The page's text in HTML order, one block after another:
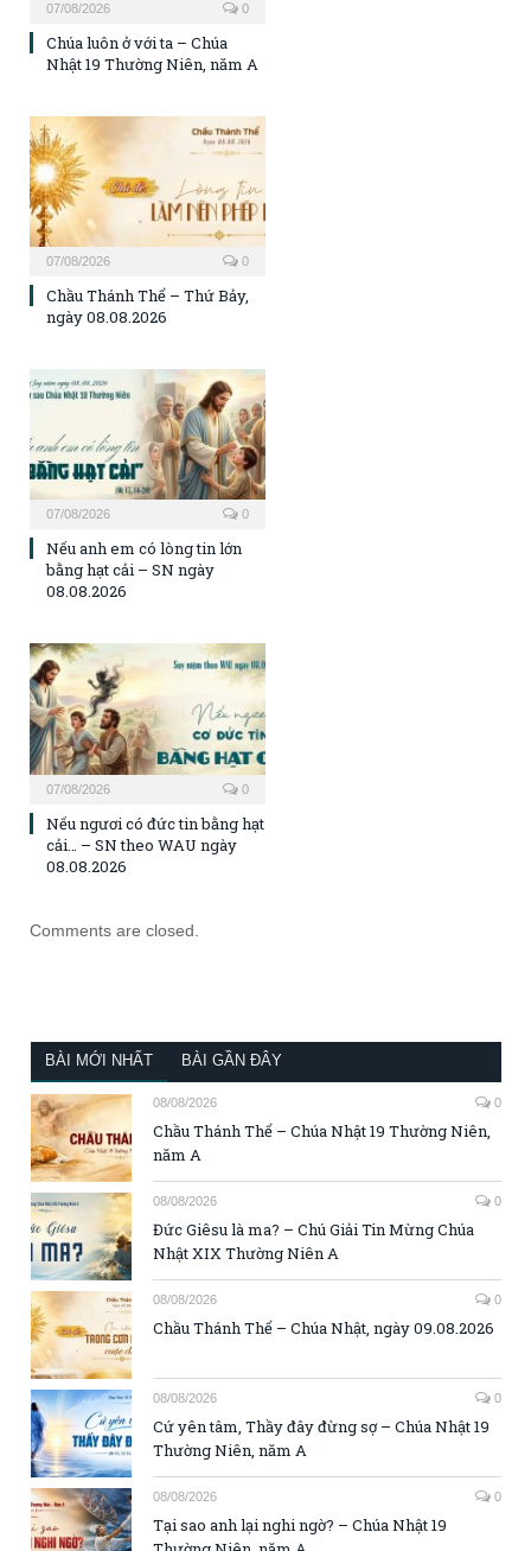
07/08/2026 0
Chúa luôn ở với ta – Chúa
Nhật 19 Thường Niên, năm A
07/08/2026 0
Chầu Thánh Thể – Thứ Bảy,
ngày 08.08.2026
07/08/2026 0
Nếu anh em có lòng tin lớn
bằng hạt cải – SN ngày
08.08.2026
07/08/2026 0
Nếu ngươi có đức tin bằng hạt
cải… – SN theo WAU ngày
08.08.2026
Comments are closed.
BÀI MỚI NHẤT BÀI GẦN ĐÂY
08/08/2026 0
Chầu Thánh Thể – Chúa Nhật 19 Thường Niên,
năm A
08/08/2026 0
Đức Giêsu là ma? – Chú Giải Tin Mừng Chúa
Nhật XIX Thường Niên A
08/08/2026 0
Chầu Thánh Thể – Chúa Nhật, ngày 09.08.2026
08/08/2026 0
Cứ yên tâm, Thầy đây đừng sợ – Chúa Nhật 19
Thường Niên, năm A
08/08/2026 0
Tại sao anh lại nghi ngờ? – Chúa Nhật 19